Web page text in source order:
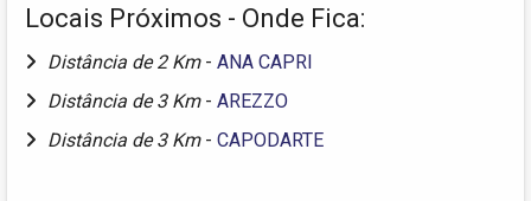
Locais Próximos - Onde Fica:
Distância de 2 Km - ANA CAPRI
Distância de 3 Km - AREZZO
Distância de 3 Km - CAPODARTE